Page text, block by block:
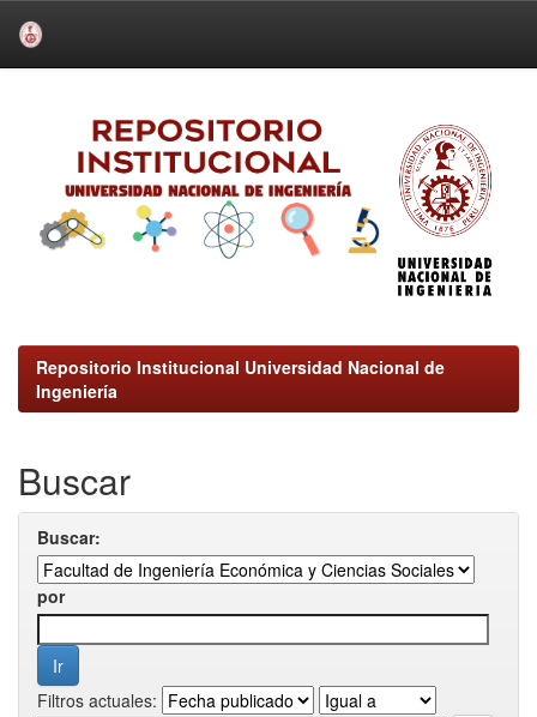
Repositorio Institucional Universidad Nacional de
Ingeniería
Buscar
Buscar:
por
Filtros actuales: